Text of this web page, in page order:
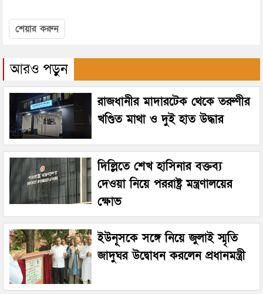
শেয়ার করুন
আরও পড়ুন
রাজধানীর মাদারটেক থেকে তরুণীর
খণ্ডিত মাথা ও দুই হাত উদ্ধার
দিল্লিতে শেখ হাসিনার বক্তব্য
দেওয়া নিয়ে পররাষ্ট্র মন্ত্রণালয়ের
ক্ষোভ
ইউনূসকে সঙ্গে নিয়ে জুলাই স্মৃতি
জাদুঘর উদ্বোধন করলেন প্রধানমন্ত্রী